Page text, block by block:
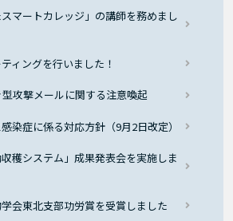
マートカレッジ」の講師を務めまし
ィングを行いました！
型攻撃メールに関する注意喚起
染症に係る対応方針（9月2日改定）
収穫システム」成果発表会を実施しま
会東北支部功労賞を受賞しました